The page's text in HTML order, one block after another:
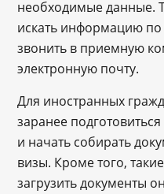
необходимые данные.
искать информацию
звонить в приемную
электронную почту.
Для иностранных
заранее
и начать собирать
визы. Кроме того,
загрузить документы